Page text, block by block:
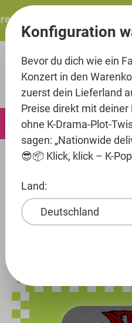
springen
ITZY – ITZY 3RD
Printmedien
Artist
Bildergalerie überspringen
Konfiguration
Bevor du dich wie ein
Konzert in den
zuerst dein Lieferland
Preise direkt mit
ohne K-Drama-Plot-
sagen: „Nationwide
😎📦 Klick, klick – K-
Land: